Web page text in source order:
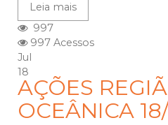
Leia mais
997
997 Acessos
Jul
18
AÇÕES
OCEÂNICA